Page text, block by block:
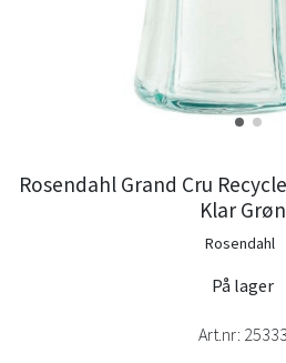
Rosendahl Grand Cru
Klar
Rosendahl
På lager
Art.nr: 25333